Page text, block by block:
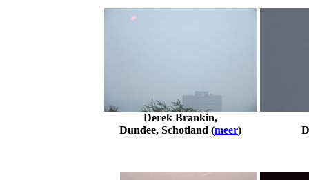
Derek Brankin,
Dundee, Schotland (meer)